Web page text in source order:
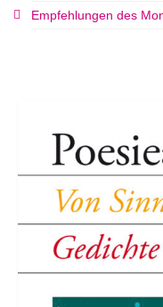
Empfehlungen des